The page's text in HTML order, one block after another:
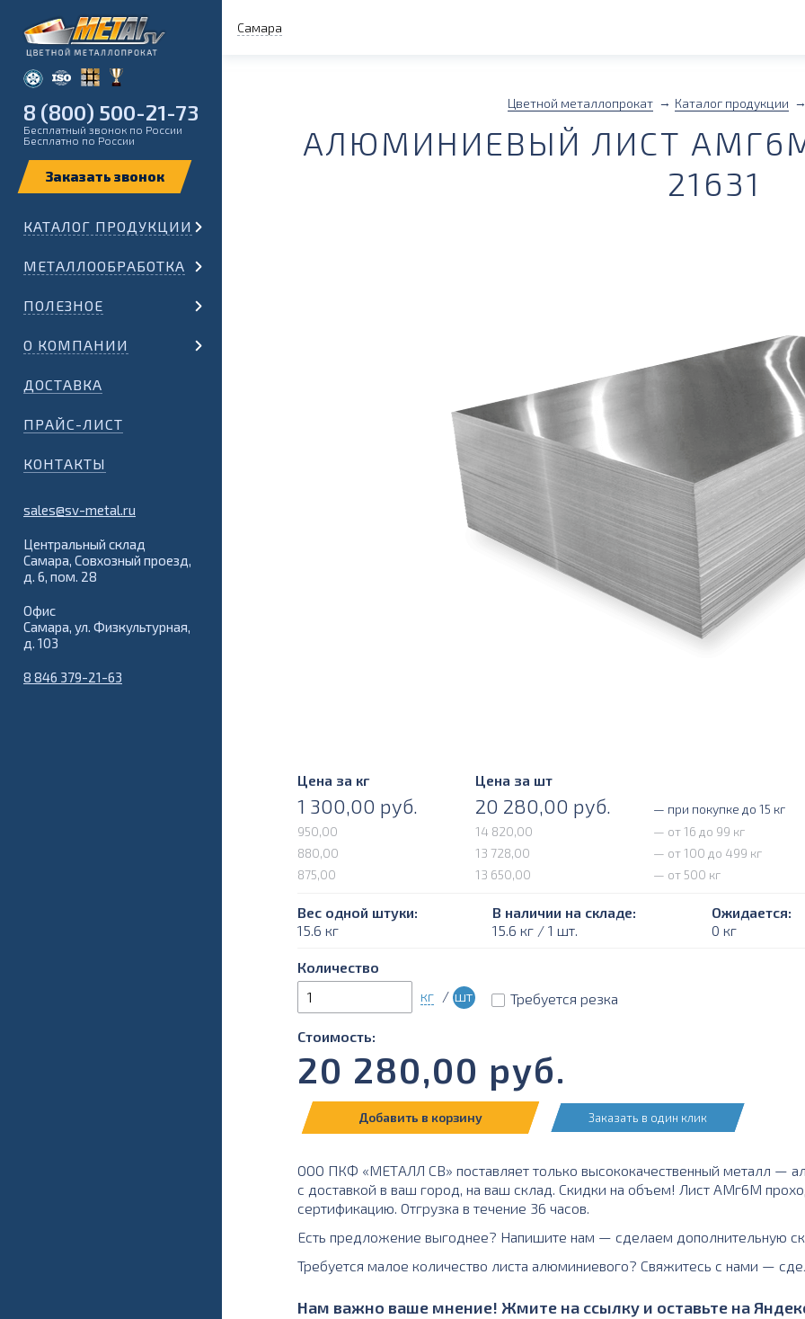
Самара
8 (800) 500-21-73
Бесплатный звонок по России
Бесплатно по России
КАТАЛОГ ПРОДУКЦИИ
МЕТАЛЛООБРАБОТКА
ПОЛЕЗНОЕ
О КОМПАНИИ
ДОСТАВКА
ПРАЙС-ЛИСТ
КОНТАКТЫ
sales@sv-metal.ru
Центральный склад
Самара, Совхозный проезд,
д. 6, пом. 28
Офис
Самара, ул. Физкультурная,
д. 103
8 846 379-21-63
Цветной металлопрокат Каталог продукции
АЛЮМИНИЕВЫЙ ЛИСТ АМГ6М
21631
Цена за кг Цена за шт
1 300,00 руб. 20 280,00 руб.
— при покупке до 15 кг
950,00
14 820,00
— от 16 до 99 кг
880,00
13 728,00
— от 100 до 499 кг
875,00
13 650,00 — от 500 кг
Вес одной штуки:
15.6 кг
В наличии на складе:
15.6 кг / 1 шт.
Ожидается:
0 кг
Количество
кг / шт Требуется резка
Стоимость:
20 280,00 руб.
Добавить в корзину Заказать в один клик
ООО ПКФ «МЕТАЛЛ СВ» поставляет только высококачественный металл —
с доставкой в ваш город, на ваш склад. Скидки на объем! Лист АМг6М
сертификацию. Отгрузка в течение 36 часов.
Есть предложение выгоднее? Напишите нам — сделаем дополнительную
Требуется малое количество листа алюминиевого? Свяжитесь с нами —
Нам важно ваше мнение! Жмите на ссылку и оставьте на